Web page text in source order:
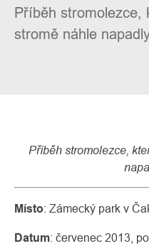
Příběh stromolezce,
stromě náhle
Příběh stromolezce,
Místo: Zámecký park v
Datum: červenec 2013,